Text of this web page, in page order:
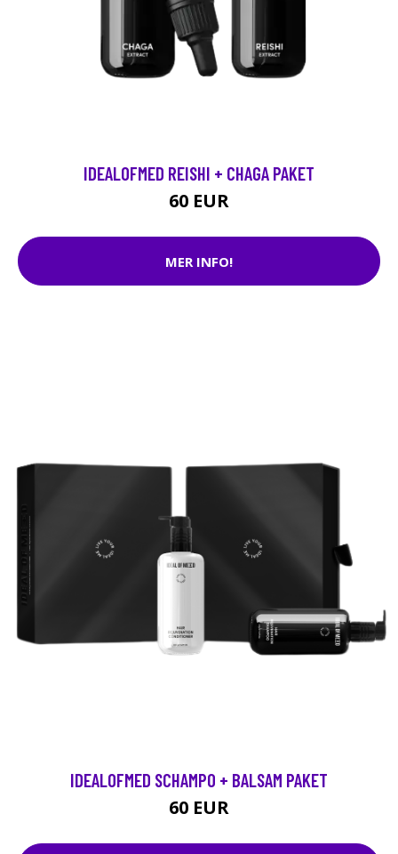
IDEALOFMED REISHI + CHAGA PAKET
60 EUR
MER INFO!
IDEALOFMED SCHAMPO + BALSAM PAKET
60 EUR